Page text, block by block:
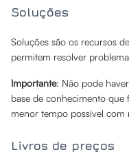
Soluções
Soluções são os recursos
permitem resolver
Importante: Não pode
base de conhecimento que
menor tempo possível com
Livros de preços